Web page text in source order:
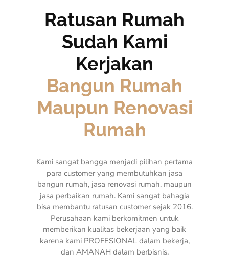
Ratusan Rumah
Sudah Kami
Kerjakan
Bangun Rumah
Maupun Renovasi
Rumah
Kami sangat bangga menjadi pilihan pertama
para customer yang membutuhkan jasa
bangun rumah, jasa renovasi rumah, maupun
jasa perbaikan rumah. Kami sangat bahagia
bisa membantu ratusan customer sejak 2016.
Perusahaan kami berkomitmen untuk
memberikan kualitas bekerjaan yang baik
karena kami PROFESIONAL dalam bekerja,
dan AMANAH dalam berbisnis.